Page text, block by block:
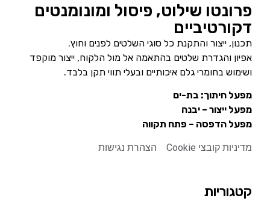
פרונטו שילוט, פיסול ומונומנטים
דקורטיביים
תכנון, ייצור והתקנת כל סוגי השלטים לפנים וחוץ.
אפיון והגדרת שלטים בהתאמה אל מול הלקוח, ייצור מוקפד
ושימוש בחומרי גלם איכותיים ובעלי תווי תקן בלבד.
מפעל חיתוך: בת-ים
מפעל ייצור – יבנה
מפעל הדפסה – פתח תקווה
מדיניות קובצי Cookie הצהרת נגישות
קטגוריות